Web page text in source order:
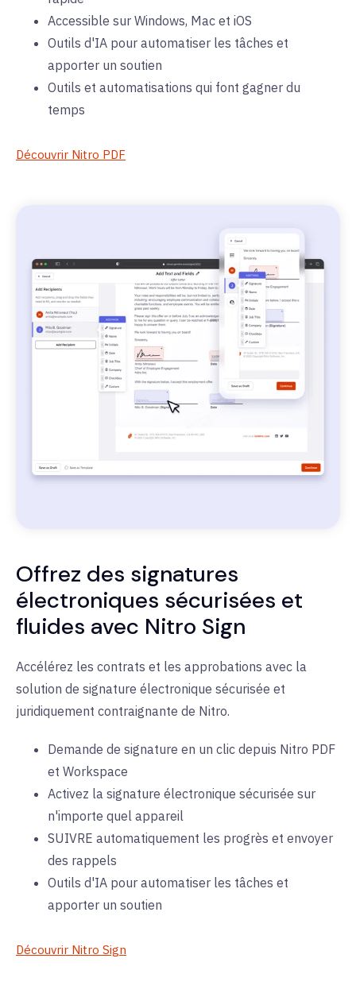
Accessible sur Windows, Mac et iOS
Outils d'IA pour automatiser les tâches et
apporter un soutien
Outils et automatisations qui font gagner du
temps
Découvrir Nitro PDF
Offrez des signatures
électroniques sécurisées et
fluides avec Nitro Sign
Accélérez les contrats et les approbations avec la
solution de signature électronique sécurisée et
juridiquement contraignante de Nitro.
Demande de signature en un clic depuis Nitro PDF
et Workspace
Activez la signature électronique sécurisée sur
n'importe quel appareil
SUIVRE automatiquement les progrès et envoyer
des rappels
Outils d'IA pour automatiser les tâches et
apporter un soutien
Découvrir Nitro Sign